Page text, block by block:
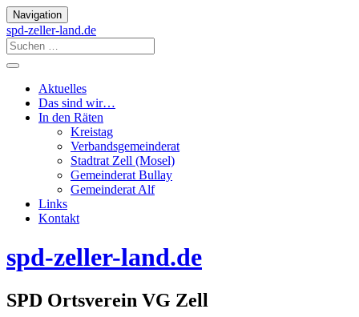
Navigation
spd-zeller-land.de
Aktuelles
Das sind wir…
In den Räten
Kreistag
Verbandsgemeinderat
Stadtrat Zell (Mosel)
Gemeinderat Bullay
Gemeinderat Alf
Links
Kontakt
spd-zeller-land.de
SPD Ortsverein VG Zell